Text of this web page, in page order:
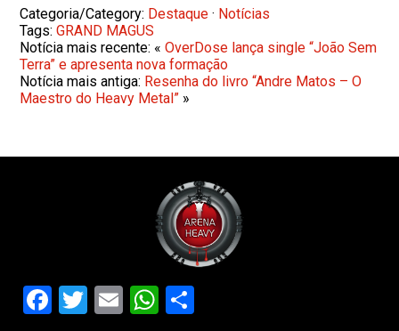
Categoria/Category: Destaque · Notícias
Tags:GRAND MAGUS
Notícia mais recente: «OverDose lança single “João Sem
Terra” e apresenta nova formação
Notícia mais antiga: Resenha do livro “Andre Matos – O
Maestro do Heavy Metal” »
Facebook
Twitter
EmailWhatsApp